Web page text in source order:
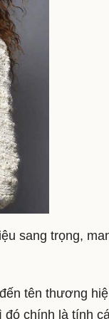
sang trọng,
tên thương
chính là tính